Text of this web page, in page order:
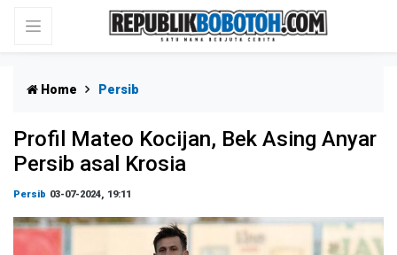
Home Persib
Profil Mateo Kocijan, Bek Asing Anyar
Persib asal Krosia
Persib 03-07-2024, 19:11